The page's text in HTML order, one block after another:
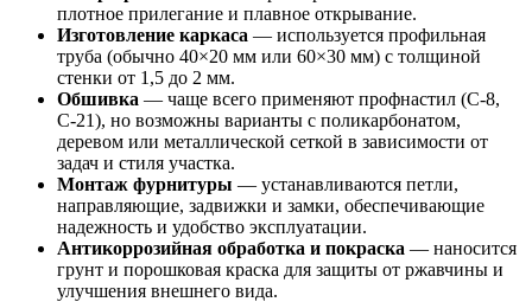
плотное прилегание и плавное открывание.
Изготовление каркаса — используется профильная
труба (обычно 40×20 мм или 60×30 мм) с толщиной
стенки от 1,5 до 2 мм.
Обшивка — чаще всего применяют профнастил (С-8,
С-21), но возможны варианты с поликарбонатом,
деревом или металлической сеткой в зависимости от
задач и стиля участка.
Монтаж фурнитуры — устанавливаются петли,
направляющие, задвижки и замки, обеспечивающие
надежность и удобство эксплуатации.
Антикоррозийная обработка и покраска — наносится
грунт и порошковая краска для защиты от ржавчины и
улучшения внешнего вида.